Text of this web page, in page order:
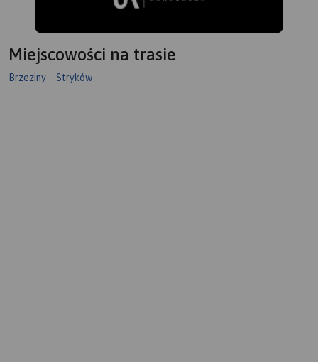
Miejscowości na trasie
Brzeziny Stryków